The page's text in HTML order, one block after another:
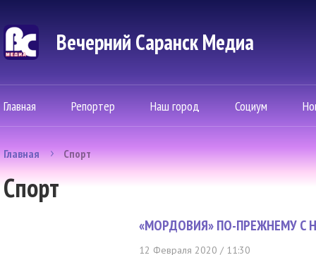
Вечерний Саранск Mедиа
Главная Репортер Наш город Социум
Главная Спорт
Спорт
«МОРДОВИЯ» ПО-ПРЕЖНЕМУ С
12 Февраля 2020 / 11:30